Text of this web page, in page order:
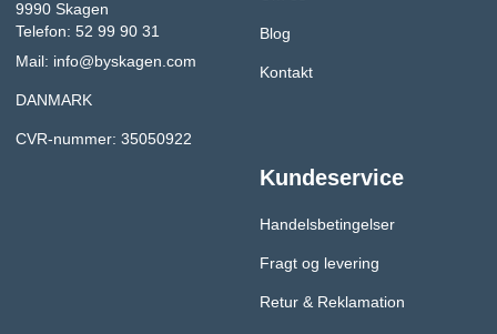
9990 Skagen
Telefon: 52 99 90 31
Mail: info@byskagen.com
DANMARK
CVR-nummer: 35050922
Blog
Kontakt
Kundeservice
Handelsbetingelser
Fragt og levering
Retur & Reklamation